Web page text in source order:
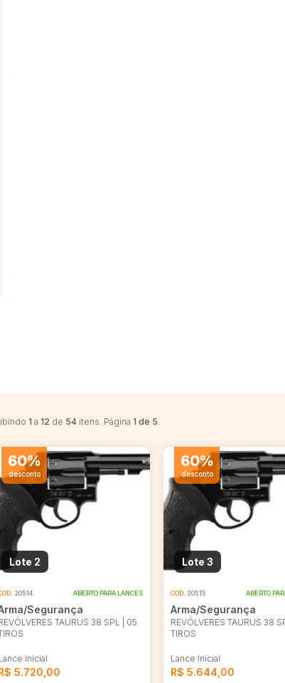
1 a 12 de 54 itens. Página 1 de 5.
60%
desconto
Lote 2
20514 ABERTO PARA LANCES
Segurança
TAURUS 38 SPL | 05
Inicial
5.720,00
60%
desconto
Lote 3
COD. 20515 ABERTO
Arma/Segurança
REVÓLVERES TAURUS 38
TIROS
Lance Inicial
R$ 5.644,00